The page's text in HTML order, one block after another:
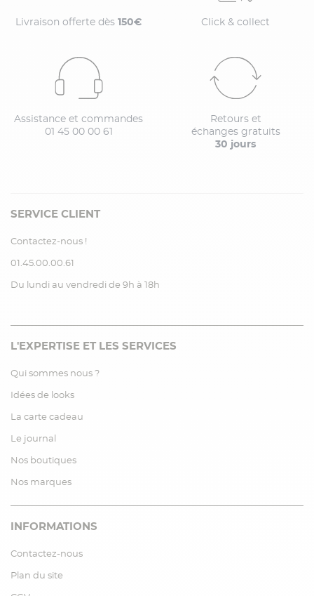
Livraison offerte dès 150€ Click & collect
Assistance et commandes
01 45 00 00 61
Retours et
échanges gratuits
30 jours
SERVICE CLIENT
Contactez-nous !
01.45.00.00.61
Du lundi au vendredi de 9h à 18h
L'EXPERTISE ET LES SERVICES
Qui sommes nous ?
Idées de looks
La carte cadeau
Le journal
Nos boutiques
Nos marques
INFORMATIONS
Contactez-nous
Plan du site